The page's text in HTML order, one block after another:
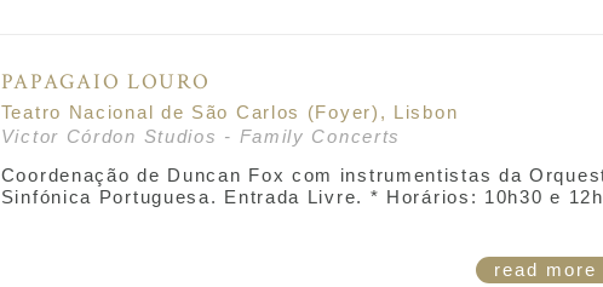
PAPAGAIO LOURO
Teatro Nacional de São Carlos (Foyer), Lisbon
Victor Córdon Studios - Family Concerts
Coordenação de Duncan Fox com instrumentistas da
Sinfónica Portuguesa. Entrada Livre. * Horários: 10h30 e
read more